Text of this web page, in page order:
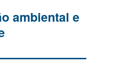
ambiental e